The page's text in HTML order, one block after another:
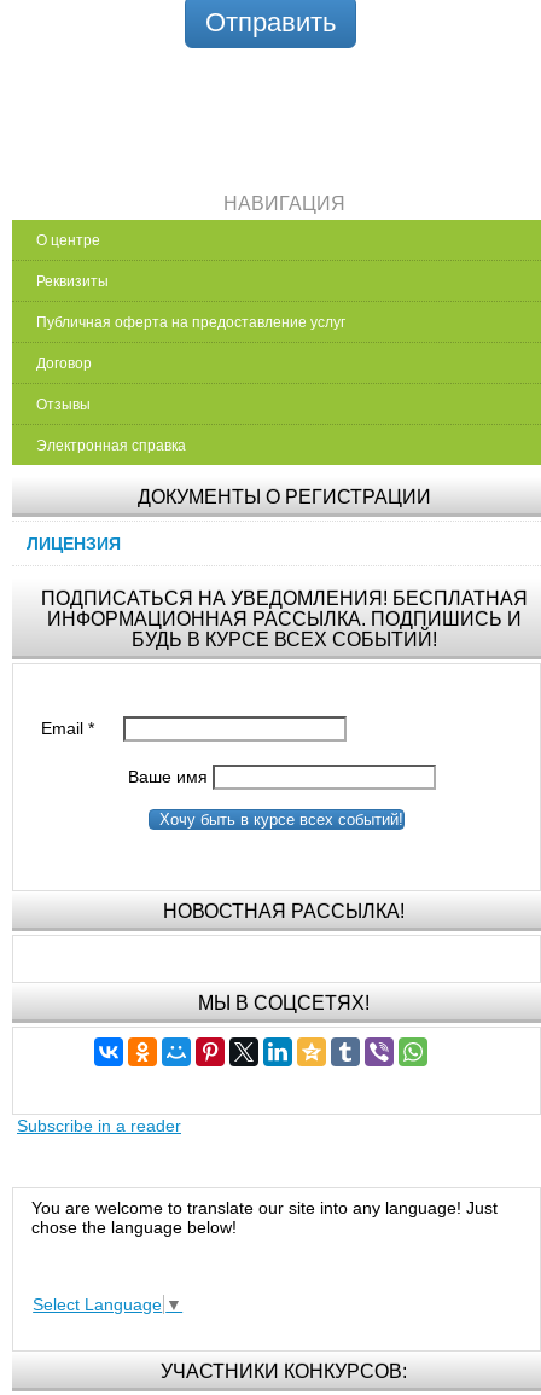
Отправить
НАВИГАЦИЯ
О центре
Реквизиты
Публичная оферта на предоставление услуг
Договор
Отзывы
Электронная справка
ДОКУМЕНТЫ О РЕГИСТРАЦИИ
ЛИЦЕНЗИЯ
ПОДПИСАТЬСЯ НА УВЕДОМЛЕНИЯ! БЕСПЛАТНАЯ
ИНФОРМАЦИОННАЯ РАССЫЛКА. ПОДПИШИСЬ И
БУДЬ В КУРСЕ ВСЕХ СОБЫТИЙ!
Email*
Ваше имя
Хочу быть в курсе всех событий!
НОВОСТНАЯ РАССЫЛКА!
МЫ В СОЦСЕТЯХ!
Subscribe in a reader
You are welcome to translate our site into any language! Just
chose the language below!
Select Language ▼
УЧАСТНИКИ КОНКУРСОВ: